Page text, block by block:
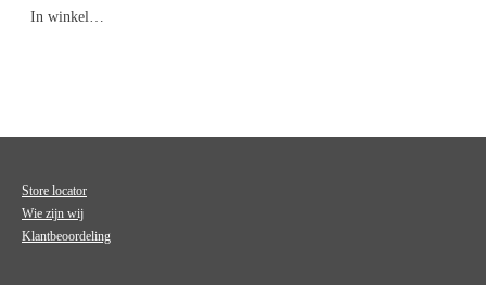
In winkelwagen
Store locator
Wie zijn wij
Klantbeoordeling